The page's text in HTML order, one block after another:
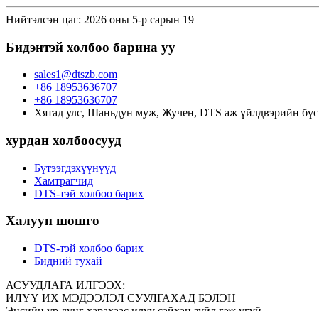
Нийтэлсэн цаг: 2026 оны 5-р сарын 19
Бидэнтэй холбоо барина уу
sales1@dtszb.com
+86 18953636707
+86 18953636707
Хятад улс, Шаньдун муж, Жучен, DTS аж үйлдвэрийн бүс
хурдан холбоосууд
Бүтээгдэхүүнүүд
Хамтрагчид
DTS-тэй холбоо барих
Халуун шошго
DTS-тэй холбоо барих
Бидний тухай
АСУУДЛАГА ИЛГЭЭХ:
ИЛҮҮ ИХ МЭДЭЭЛЭЛ СУУЛГАХАД БЭЛЭН